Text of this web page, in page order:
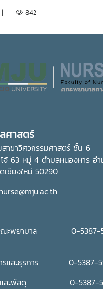
| 842
ศาสตร์
สาขาวิศวกรรมศาสตร์ ชั้น 6
จ้ 63 หมู่ 4 ตำบลหนองหาร อำ
เชียงใหม่ 50290
ะพยาบาล
0-5387-
และธุรการ
0-5387-
ละพัสดุ
0-5387-